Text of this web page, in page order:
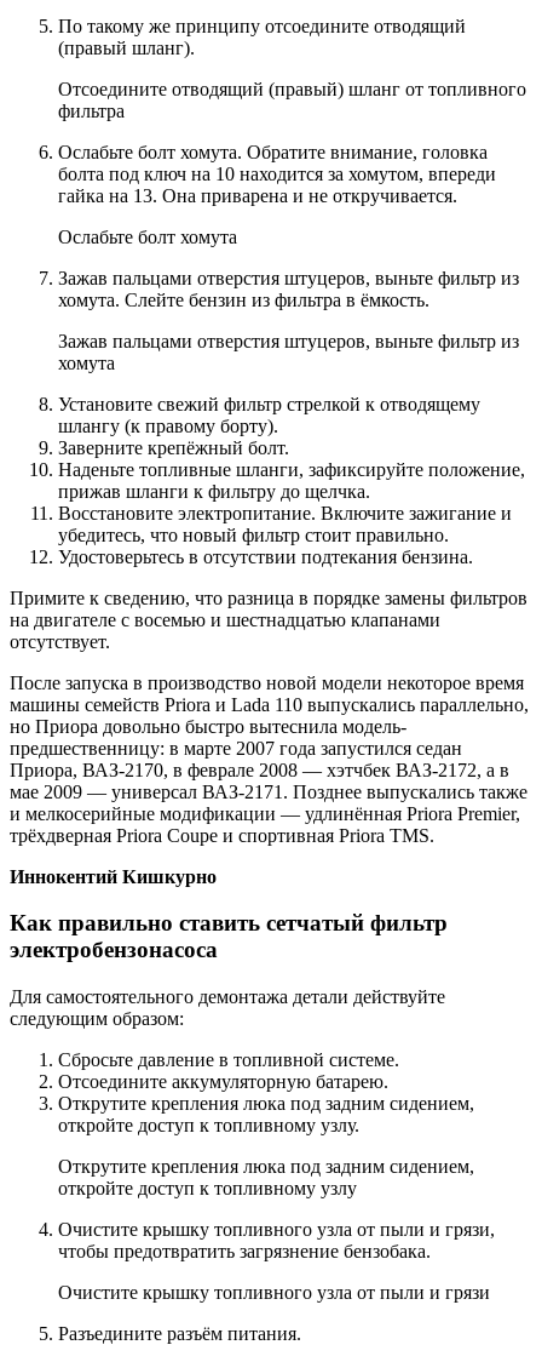
По такому же принципу отсоедините отводящий
(правый шланг).
Отсоедините отводящий (правый) шланг от топливного
фильтра
Ослабьте болт хомута. Обратите внимание, головка
болта под ключ на 10 находится за хомутом, впереди
гайка на 13. Она приварена и не откручивается.
Ослабьте болт хомута
Зажав пальцами отверстия штуцеров, выньте фильтр из
хомута. Слейте бензин из фильтра в ёмкость.
Зажав пальцами отверстия штуцеров, выньте фильтр из
хомута
Установите свежий фильтр стрелкой к отводящему
шлангу (к правому борту).
Заверните крепёжный болт.
Наденьте топливные шланги, зафиксируйте положение,
прижав шланги к фильтру до щелчка.
Восстановите электропитание. Включите зажигание и
убедитесь, что новый фильтр стоит правильно.
Удостоверьтесь в отсутствии подтекания бензина.
Примите к сведению, что разница в порядке замены фильтров
на двигателе с восемью и шестнадцатью клапанами
отсутствует.
После запуска в производство новой модели некоторое время
машины семейств Priora и Lada 110 выпускались параллельно,
но Приора довольно быстро вытеснила модель-
предшественницу: в марте 2007 года запустился седан
Приора, ВАЗ-2170, в феврале 2008 — хэтчбек ВАЗ-2172, а в
мае 2009 — универсал ВАЗ-2171. Позднее выпускались также
и мелкосерийные модификации — удлинённая Priora Premier,
трёхдверная Priora Coupe и спортивная Priora TMS.
Иннокентий Кишкурно
Как правильно ставить сетчатый фильтр
электробензонасоса
Для самостоятельного демонтажа детали действуйте
следующим образом:
Сбросьте давление в топливной системе.
Отсоедините аккумуляторную батарею.
Открутите крепления люка под задним сидением,
откройте доступ к топливному узлу.
Открутите крепления люка под задним сидением,
откройте доступ к топливному узлу
Очистите крышку топливного узла от пыли и грязи,
чтобы предотвратить загрязнение бензобака.
Очистите крышку топливного узла от пыли и грязи
Разъедините разъём питания.